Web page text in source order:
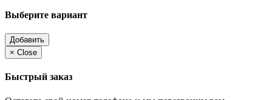
Выберите вариант
Добавить
× Close
Быстрый заказ